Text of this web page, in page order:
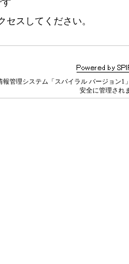
セスしてください。
報管理システム「スパイラル バージョン1
安全に管理され